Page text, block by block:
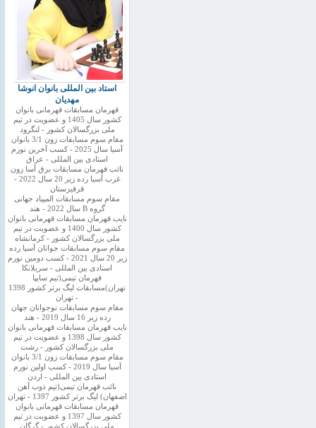
استاد بین المللی بانوان انوشا
مهدیان
قهرمان مسابقات قهرمانی بانوان
کشور سال 1405 و عضویت در تیم
ملی بزرگسالان کشور - لنگرود
مقام سوم مسابقات زون 3/1 بانوان
آسیا سال 2025 - کسب آخرین نورم
استادی بین المللی - عراق
نائب قهرمان مسابقات برق آسا زون
غرب آسیا رده زیر 20 سال 2022 -
قرقیزستان
مقام سوم مسابقات المپیاد جهانی
گروه B سال 2022 - هند
نایب قهرمان مسابقات قهرمانی بانوان
کشور سال 1400 و عضویت در تیم
ملی بزرگسالان کشور - کرمانشاه
مقام سوم مسابقات جوانان آسیا رده
زیر 20 سال 2021 - کسب دومین نورم
استادی بین المللی - سریلانکا
قهرمان تیمی(تیم سایپا
تهران)مسابقات لیگ برتر کشور 1398
- تهران
مقام سوم مسابقات نوجوانان جهان
رده زیر 16 سال 2019 - هند
نایب قهرمان مسابقات قهرمانی بانوان
کشور سال 1398 و عضویت در تیم
ملی بزرگسالان کشور - رشت
مقام سوم مسابقات زون 3/1 بانوان
آسیا سال 2019 - کسب اولین نورم
استادی بین المللی - اردن
نائب قهرمان تیمی(تیم ذوب آهن
اصفهان) لیگ برتر کشور 1397 - تهران
قهرمان مسابقات قهرمانی بانوان
کشور سال 1397 و عضویت در تیم
ملی بزرگسالان کشور - گرگان